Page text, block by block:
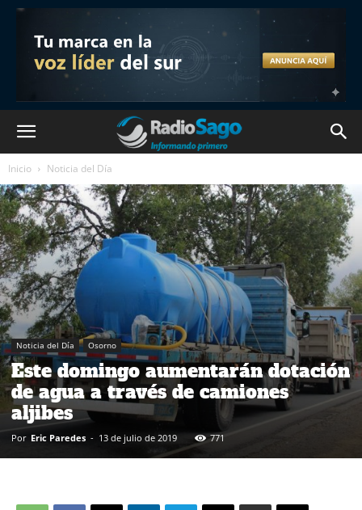
Inicio Noticia del Día
Noticia del Día Osorno
Este domingo aumentarán dotación
de agua a través de camiones
aljibes
Por Eric Paredes - 13 de julio de 2019 771